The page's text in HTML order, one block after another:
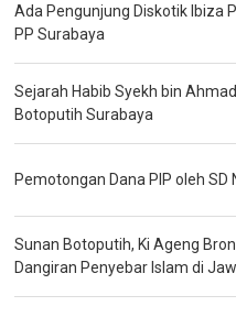
Ada Pengunjung Diskotik Ibiza
PP Surabaya
Sejarah Habib Syekh bin
Botoputih Surabaya
Pemotongan Dana PIP oleh SD
Sunan Botoputih, Ki Ageng
Dangiran Penyebar Islam di